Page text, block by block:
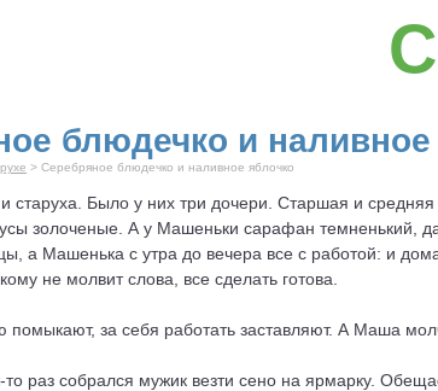
блюдечко и наливное
> Серебряное блюдечко и наливное яблочко
старуха . Было у них три дочери. Старшая и
золоченые. А у Машеньки сарафан темненький,
а Машенька с утра до вечера все с работой: и
не молвит слова, все сделать готова.
за себя работать заставляют. А Маша
то раз собрался мужик везти сено на ярмарку.